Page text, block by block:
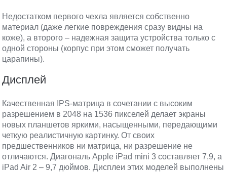
Недостатком первого чехла является собственно
материал (даже легкие повреждения сразу видны на
коже), а второго – надежная защита устройства только с
одной стороны (корпус при этом сможет получать
царапины).
Дисплей
Качественная IPS-матрица в сочетании с высоким
разрешением в 2048 на 1536 пикселей делает экраны
новых планшетов яркими, насыщенными, передающими
четкую реалистичную картинку. От своих
предшественников ни матрица, ни разрешение не
отличаются. Диагональ Apple iPad mini 3 составляет 7,9, а
iPad Air 2 – 9,7 дюймов. Дисплеи этих моделей выполнены